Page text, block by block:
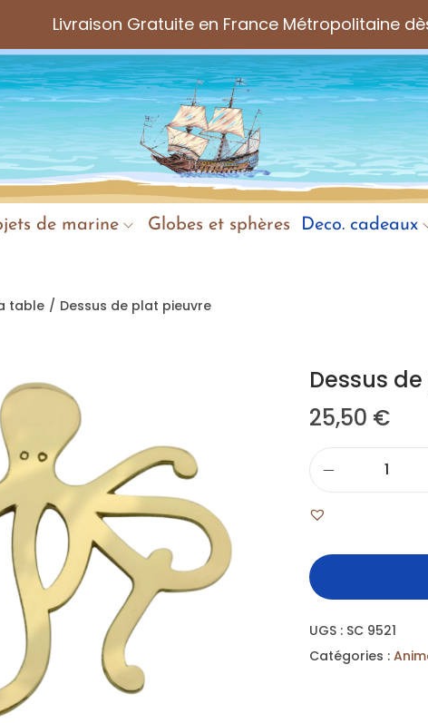
Livraison Gratuite en France Métropolitaine
de marine Globes et sphères Deco. cadeaux
table / Dessus de plat pieuvre
Dessus
25,50 €
UGS : SC 9521
Catégories :